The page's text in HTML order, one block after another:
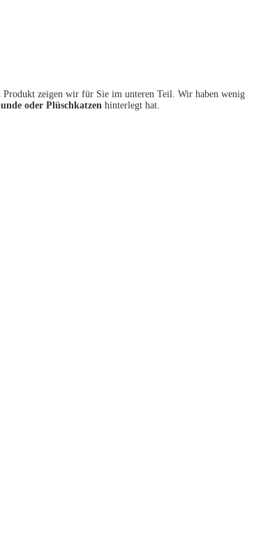
zeigen wir für Sie im unteren Teil. Wir haben wenig
oder Plüschkatzen hinterlegt hat.